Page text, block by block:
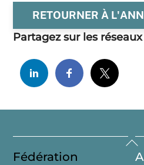
RETOURNER À
Partagez sur les
To
Fédération